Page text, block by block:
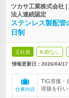
ツカサ工業株式会社
法人連続認定
ステンレス製配
日制
正社員 転勤なし
情報更新日：2026/04/17
仕事内容
TIG溶接・
溶接を行い